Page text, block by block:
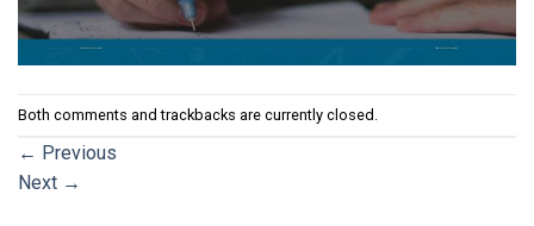
Both comments and trackbacks are currently closed.
← Previous
Next →